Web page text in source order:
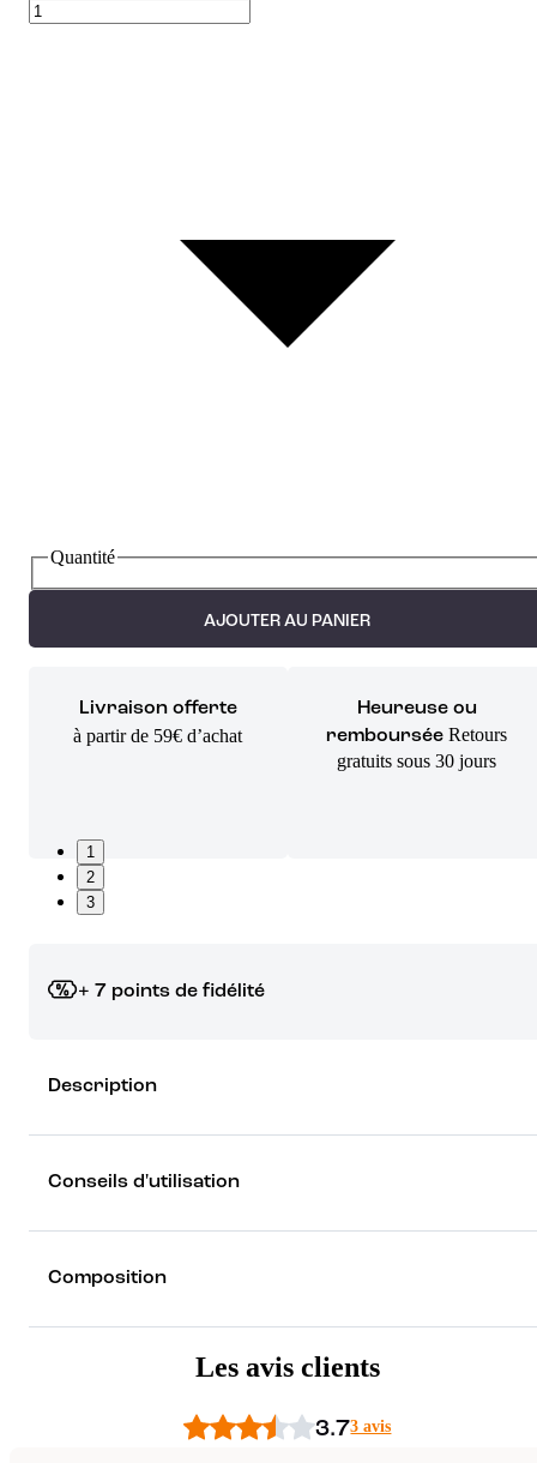
Quantité
AJOUTER AU PANIER
Livraison offerte
à partir de 59€ d’achat
Heureuse ou
remboursée Retours
gratuits sous 30 jours
1
2
3
+ 7 points de fidélité
rêver !
Découvrez les récompenses
Description
Conseils d'utilisation
Composition
Les avis clients
3.73 avis